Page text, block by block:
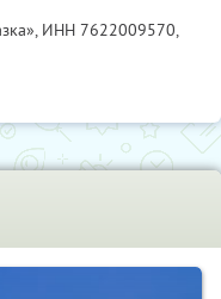
ИНН 7622009570,